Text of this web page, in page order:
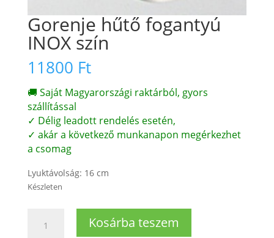
Gorenje hűtő fogantyú
INOX szín
11800 Ft
🚚 Saját Magyarországi raktárból, gyors
szállítással
✓ Délig leadott rendelés esetén,
✓ akár a következő munkanapon megérkezhet
a csomag
Lyuktávolság: 16 cm
Készleten
Kosárba teszem